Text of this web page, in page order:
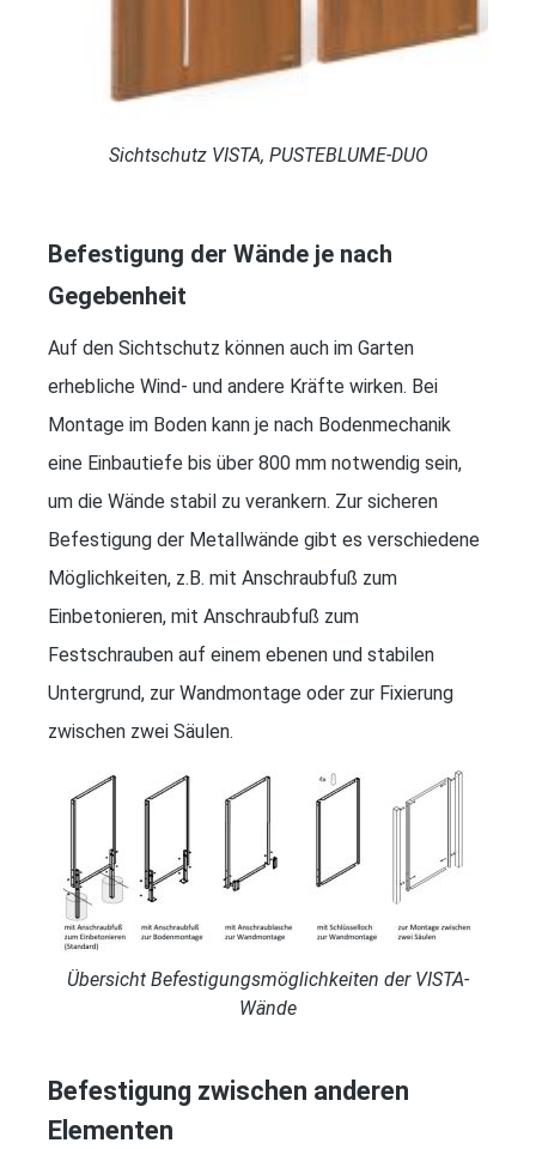
Sichtschutz VISTA, PUSTEBLUME-DUO
Befestigung der Wände je nach
Gegebenheit
Auf den Sichtschutz können auch im Garten
erhebliche Wind- und andere Kräfte wirken. Bei
Montage im Boden kann je nach Bodenmechanik
eine Einbautiefe bis über 800 mm notwendig sein,
um die Wände stabil zu verankern. Zur sicheren
Befestigung der Metallwände gibt es verschiedene
Möglichkeiten, z.B. mit Anschraubfuß zum
Einbetonieren, mit Anschraubfuß zum
Festschrauben auf einem ebenen und stabilen
Untergrund, zur Wandmontage oder zur Fixierung
zwischen zwei Säulen.
Übersicht Befestigungsmöglichkeiten der VISTA-
Wände
Befestigung zwischen anderen
Elementen